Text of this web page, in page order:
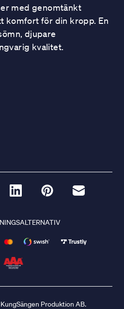
med genomtänkt
komfort för din kropp. En
djupare
kvalitet.
Produktion AB.